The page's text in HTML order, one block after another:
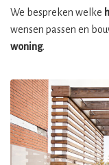
We bespreken welke
wensen passen en
woning.